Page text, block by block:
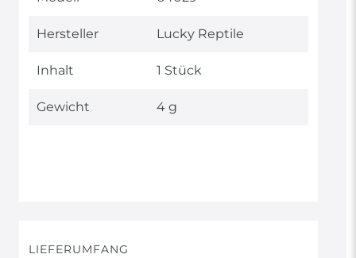
Hersteller Lucky Reptile
Inhalt 1 Stück
Gewicht 4 g
LIEFERUMFANG